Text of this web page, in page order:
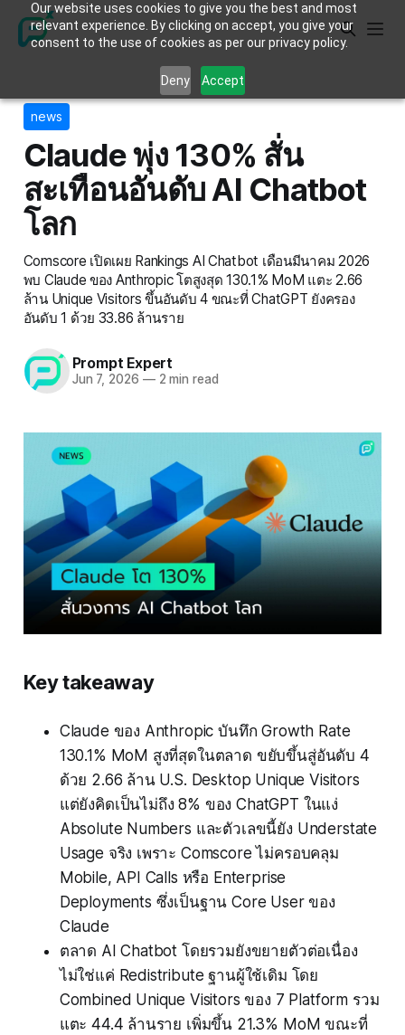
Our website uses cookies to give you the best and most
relevant experience. By clicking on accept, you give your
consent to the use of cookies as per our privacy policy.
Deny Accept
news
Claude พุ่ง 130% สั่น
สะเทือนอันดับ AI Chatbot
โลก
Comscore เปิดเผย Rankings AI Chatbot เดือนมีนาคม 2026
พบ Claude ของ Anthropic โตสูงสุด 130.1% MoM แตะ 2.66
ล้าน Unique Visitors ขึ้นอันดับ 4 ขณะที่ ChatGPT ยังครอง
อันดับ 1 ด้วย 33.86 ล้านราย
Prompt Expert
Jun 7, 2026 —2 min read
Key takeaway
Claude ของ Anthropic บันทึก Growth Rate
130.1% MoM สูงที่สุดในตลาด ขยับขึ้นสู่อันดับ 4
ด้วย 2.66 ล้าน U.S. Desktop Unique Visitors
แต่ยังคิดเป็นไม่ถึง 8% ของ ChatGPT ในแง่
Absolute Numbers และตัวเลขนี้ยัง Understate
Usage จริง เพราะ Comscore ไม่ครอบคลุม
Mobile, API Calls หรือ Enterprise
Deployments ซึ่งเป็นฐาน Core User ของ
Claude
ตลาด AI Chatbot โดยรวมยังขยายตัวต่อเนื่อง
ไม่ใช่แค่ Redistribute ฐานผู้ใช้เดิม โดย
Combined Unique Visitors ของ 7 Platform รวม
แตะ 44.4 ล้านราย เพิ่มขึ้น 21.3% MoM ขณะที่